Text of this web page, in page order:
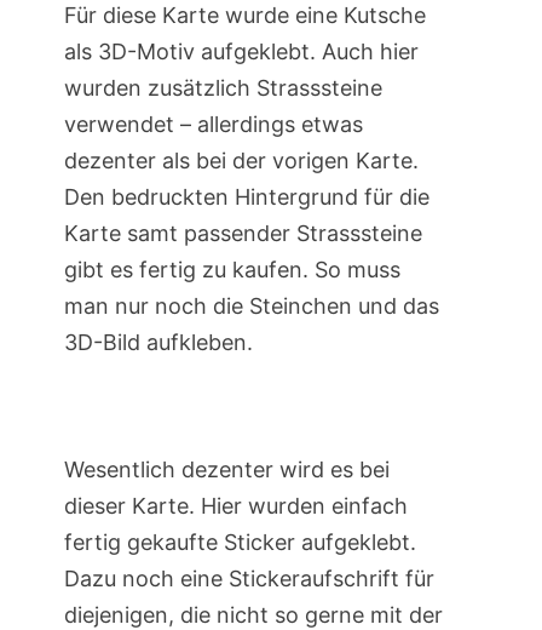
Für diese Karte wurde eine Kutsche
als 3D-Motiv aufgeklebt. Auch hier
wurden zusätzlich Strasssteine
verwendet – allerdings etwas
dezenter als bei der vorigen Karte.
Den bedruckten Hintergrund für die
Karte samt passender Strasssteine
gibt es fertig zu kaufen. So muss
man nur noch die Steinchen und das
3D-Bild aufkleben.
Wesentlich dezenter wird es bei
dieser Karte. Hier wurden einfach
fertig gekaufte Sticker aufgeklebt.
Dazu noch eine Stickeraufschrift für
diejenigen, die nicht so gerne mit der